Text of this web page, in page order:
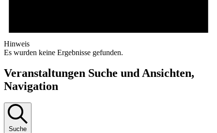
Hinweis
Es wurden keine Ergebnisse gefunden.
Veranstaltungen Suche und Ansichten,
Navigation
Suche